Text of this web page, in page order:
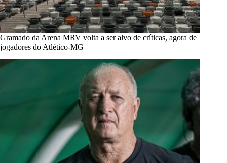
Gramado da Arena MRV volta a ser alvo de críticas, agora de
jogadores do Atlético-MG